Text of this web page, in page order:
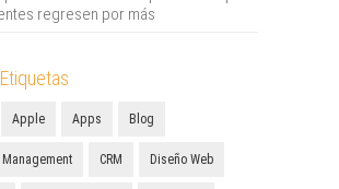
regresen por más
Apple Apps Blog
Management CRM Diseño Web